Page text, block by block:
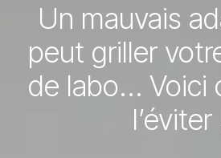
Un mauvais
peut griller
de labo… Voici
l’éviter